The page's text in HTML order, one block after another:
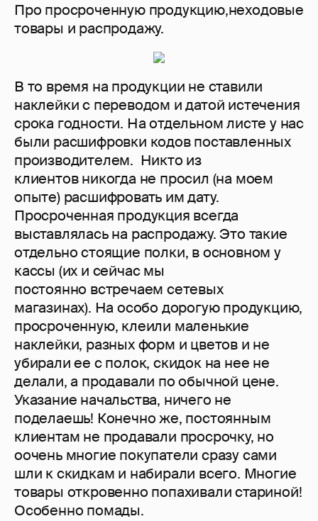
Про просроченную продукцию,неходовые
товары и распродажу.
В то время на продукции не ставили
наклейки с переводом и датой истечения
срока годности. На отдельном листе у нас
были расшифровки кодов поставленных
производителем. Никто из
клиентов никогда не просил (на моем
опыте) расшифровать им дату.
Просроченная продукция всегда
выставлялась на распродажу. Это такие
отдельно стоящие полки, в основном у
кассы (их и сейчас мы
постоянно встречаем сетевых
магазинах). На особо дорогую продукцию,
просроченную, клеили маленькие
наклейки, разных форм и цветов и не
убирали ее с полок, скидок на нее не
делали, а продавали по обычной цене.
Указание начальства, ничего не
поделаешь! Конечно же, постоянным
клиентам не продавали просрочку, но
оочень многие покупатели сразу сами
шли к скидкам и набирали всего. Многие
товары откровенно попахивали стариной!
Особенно помады.